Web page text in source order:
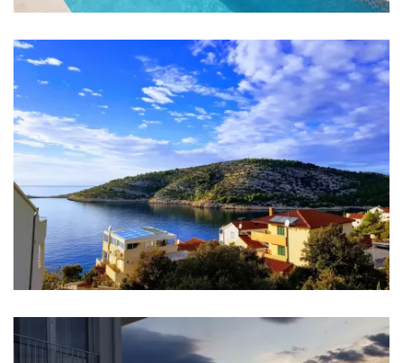
Bank: Rogoznica 12 km
Geldautomat: Ražanj 1600 m
Bushaltestelle: Ražanj 1600 m
Busbahnhof: Šibenik Bus station 45 km
Hafen: Rogoznica 12 km
Fährhafen: Split Ferry Port 55 km
Flughafen: Kaštela 30 km